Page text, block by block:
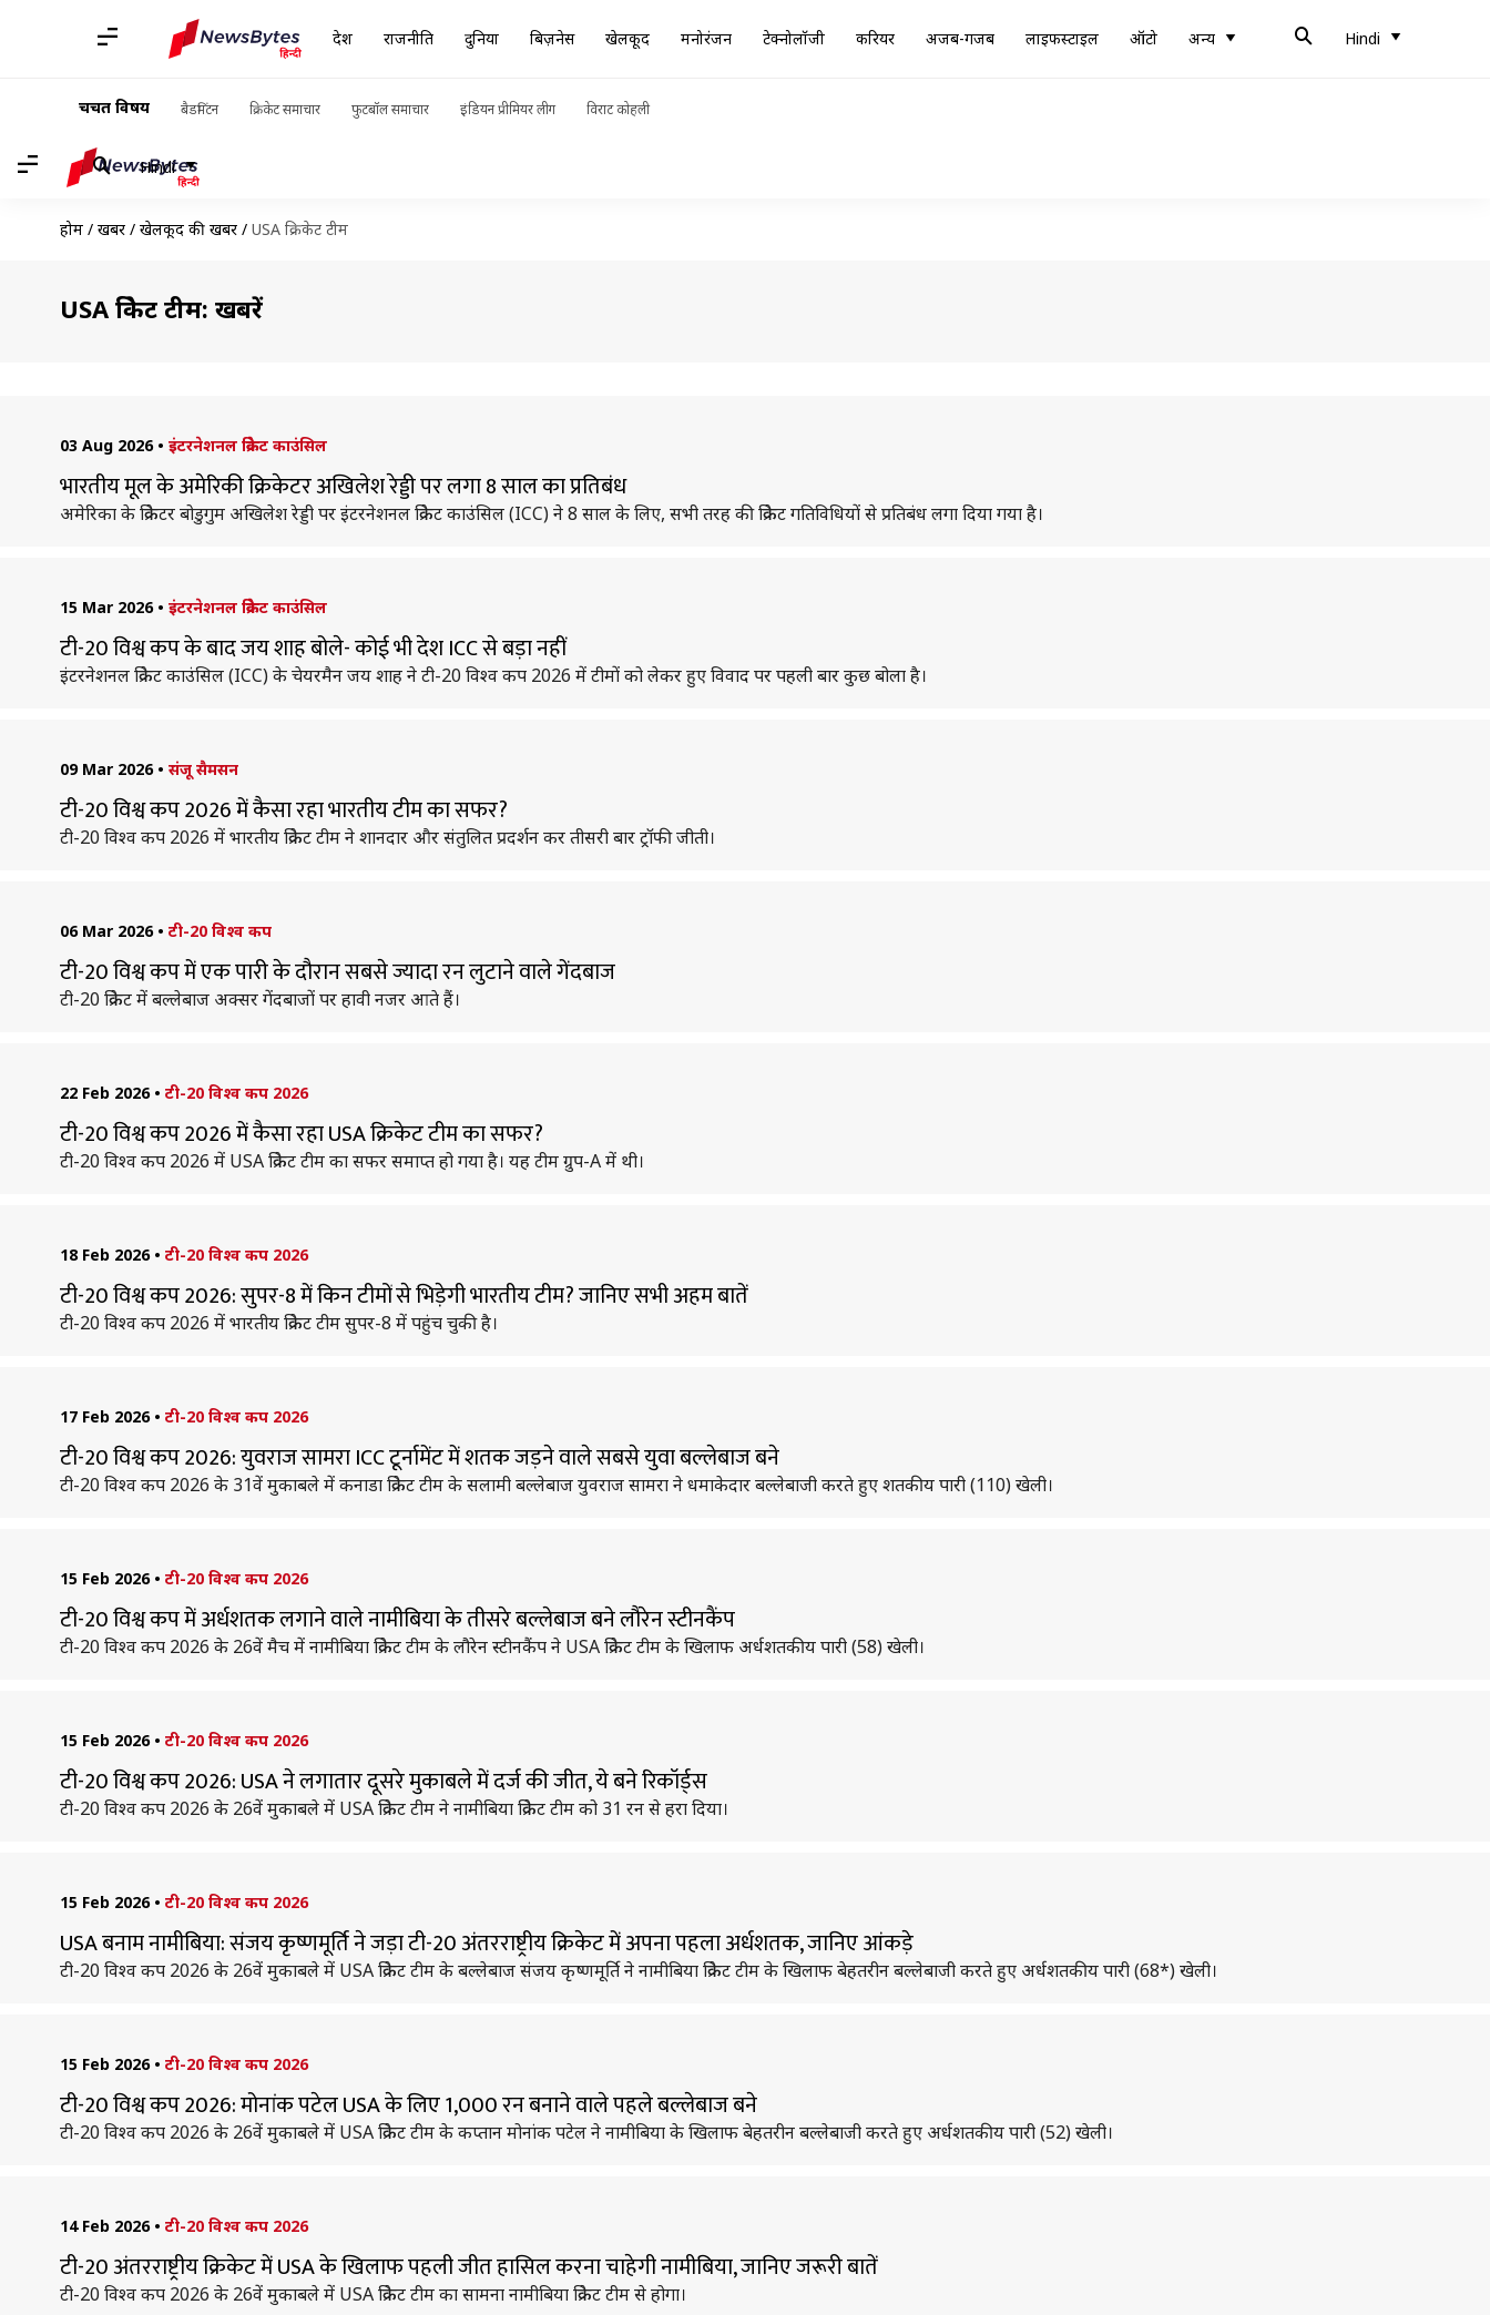
देश राजनीति दुनिया बिज़नेस खेलकूद मनोरंजन टेक्नोलॉजी करियर अजब-गजब लाइफस्टाइल ऑटो अन्य Hindi
चर्चित विषय बैडमिंटन क्रिकेट समाचार फुटबॉल समाचार इंडियन प्रीमियर लीग विराट कोहली
Hindi
होम / खबरें / खेलकूद की खबरें / USA क्रिकेट टीम
USA क्रिकेट टीम: खबरें
03 Aug 2026 • इंटरनेशनल क्रिकेट काउंसिल
भारतीय मूल के अमेरिकी क्रिकेटर अखिलेश रेड्डी पर लगा 8 साल का प्रतिबंध
अमेरिका के क्रिकेटर बोडुगुम अखिलेश रेड्डी पर इंटरनेशनल क्रिकेट काउंसिल (ICC) ने 8 साल के लिए, सभी तरह की क्रिकेट गतिविधियों से प्रतिबंध लगा दिया गया है।
15 Mar 2026 • इंटरनेशनल क्रिकेट काउंसिल
टी-20 विश्व कप के बाद जय शाह बोले- कोई भी देश ICC से बड़ा नहीं
इंटरनेशनल क्रिकेट काउंसिल (ICC) के चेयरमैन जय शाह ने टी-20 विश्व कप 2026 में टीमों को लेकर हुए विवाद पर पहली बार कुछ बोला है।
09 Mar 2026 • संजू सैमसन
टी-20 विश्व कप 2026 में कैसा रहा भारतीय टीम का सफर?
टी-20 विश्व कप 2026 में भारतीय क्रिकेट टीम ने शानदार और संतुलित प्रदर्शन कर तीसरी बार ट्रॉफी जीती।
06 Mar 2026 • टी-20 विश्व कप
टी-20 विश्व कप में एक पारी के दौरान सबसे ज्यादा रन लुटाने वाले गेंदबाज
टी-20 क्रिकेट में बल्लेबाज अक्सर गेंदबाजों पर हावी नजर आते हैं।
22 Feb 2026 • टी-20 विश्व कप 2026
टी-20 विश्व कप 2026 में कैसा रहा USA क्रिकेट टीम का सफर?
टी-20 विश्व कप 2026 में USA क्रिकेट टीम का सफर समाप्त हो गया है। यह टीम ग्रुप-A में थी।
18 Feb 2026 • टी-20 विश्व कप 2026
टी-20 विश्व कप 2026: सुपर-8 में किन टीमों से भिड़ेगी भारतीय टीम? जानिए सभी अहम बातें
टी-20 विश्व कप 2026 में भारतीय क्रिकेट टीम सुपर-8 में पहुंच चुकी है।
17 Feb 2026 • टी-20 विश्व कप 2026
टी-20 विश्व कप 2026: युवराज सामरा ICC टूर्नामेंट में शतक जड़ने वाले सबसे युवा बल्लेबाज बने
टी-20 विश्व कप 2026 के 31वें मुकाबले में कनाडा क्रिकेट टीम के सलामी बल्लेबाज युवराज सामरा ने धमाकेदार बल्लेबाजी करते हुए शतकीय पारी (110) खेली।
15 Feb 2026 • टी-20 विश्व कप 2026
टी-20 विश्व कप में अर्धशतक लगाने वाले नामीबिया के तीसरे बल्लेबाज बने लौरेन स्टीनकैंप
टी-20 विश्व कप 2026 के 26वें मैच में नामीबिया क्रिकेट टीम के लौरेन स्टीनकैंप ने USA क्रिकेट टीम के खिलाफ अर्धशतकीय पारी (58) खेली।
15 Feb 2026 • टी-20 विश्व कप 2026
टी-20 विश्व कप 2026: USA ने लगातार दूसरे मुकाबले में दर्ज की जीत, ये बने रिकॉर्ड्स
टी-20 विश्व कप 2026 के 26वें मुकाबले में USA क्रिकेट टीम ने नामीबिया क्रिकेट टीम को 31 रन से हरा दिया।
15 Feb 2026 • टी-20 विश्व कप 2026
USA बनाम नामीबिया: संजय कृष्णमूर्ति ने जड़ा टी-20 अंतरराष्ट्रीय क्रिकेट में अपना पहला अर्धशतक, जानिए आंकड़े
टी-20 विश्व कप 2026 के 26वें मुकाबले में USA क्रिकेट टीम के बल्लेबाज संजय कृष्णमूर्ति ने नामीबिया क्रिकेट टीम के खिलाफ बेहतरीन बल्लेबाजी करते हुए अर्धशतकीय पारी (68*) खेली।
15 Feb 2026 • टी-20 विश्व कप 2026
टी-20 विश्व कप 2026: मोनांक पटेल USA के लिए 1,000 रन बनाने वाले पहले बल्लेबाज बने
टी-20 विश्व कप 2026 के 26वें मुकाबले में USA क्रिकेट टीम के कप्तान मोनांक पटेल ने नामीबिया के खिलाफ बेहतरीन बल्लेबाजी करते हुए अर्धशतकीय पारी (52) खेली।
14 Feb 2026 • टी-20 विश्व कप 2026
टी-20 अंतरराष्ट्रीय क्रिकेट में USA के खिलाफ पहली जीत हासिल करना चाहेगी नामीबिया, जानिए जरूरी बातें
टी-20 विश्व कप 2026 के 26वें मुकाबले में USA क्रिकेट टीम का सामना नामीबिया क्रिकेट टीम से होगा।